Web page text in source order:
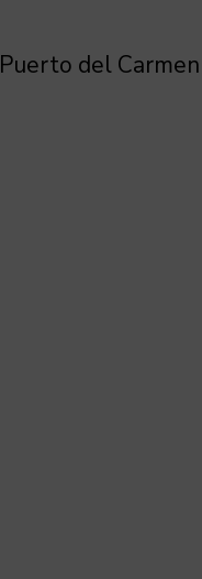
Puerto del Carmen